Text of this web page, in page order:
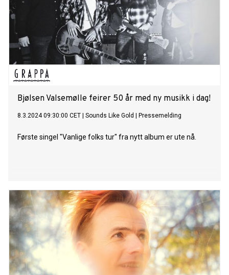
Bjølsen Valsemølle feirer 50 år med ny musikk i dag!
8.3.2024 09:30:00 CET Sounds Like Gold Pressemelding
Første singel "Vanlige folks tur" fra nytt album er ute nå.